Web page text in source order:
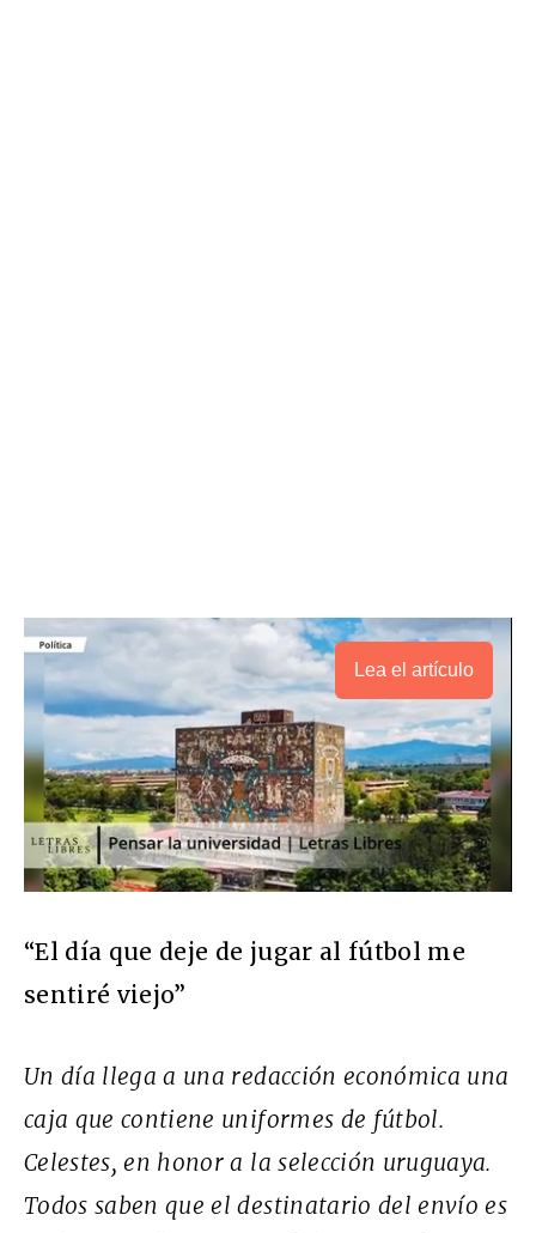
Lea el artículo
“El día que deje de jugar al fútbol me
sentiré viejo”
Un día llega a una redacción económica una
caja que contiene uniformes de fútbol.
Celestes, en honor a la selección uruguaya.
Todos saben que el destinatario del envío es